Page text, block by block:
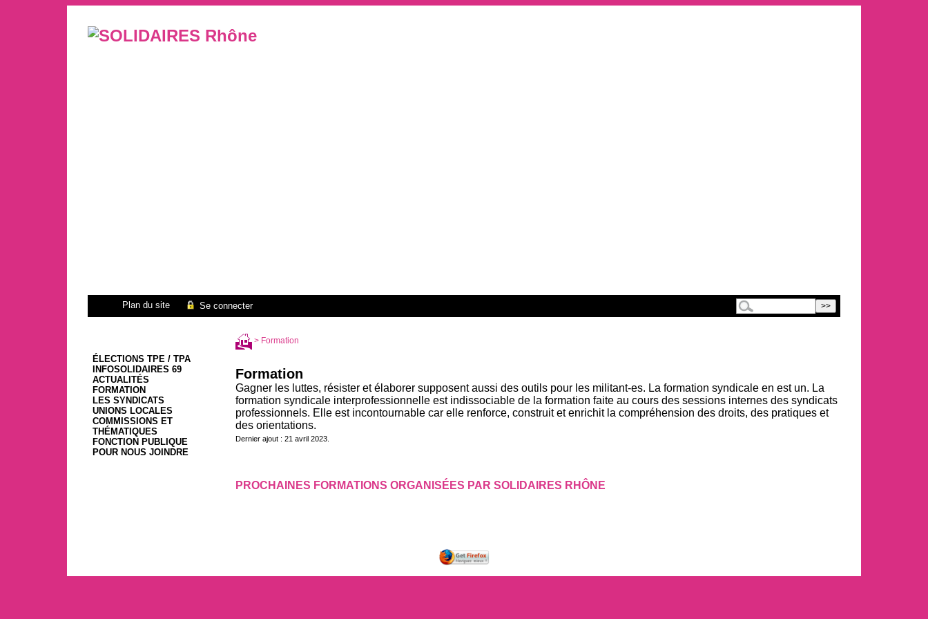
Plan du site Se connecter
ÉLECTIONS TPE / TPA
INFOSOLIDAIRES 69
ACTUALITÉS
FORMATION
LES SYNDICATS
UNIONS LOCALES
COMMISSIONS ET
THÉMATIQUES
FONCTION PUBLIQUE
POUR NOUS JOINDRE
> Formation
Formation
Gagner les luttes, résister et élaborer supposent aussi des outils pour les militant-es. La formation syndicale en est un. La
formation syndicale interprofessionnelle est indissociable de la formation faite au cours des sessions internes des syndicats
professionnels. Elle est incontournable car elle renforce, construit et enrichit la compréhension des droits, des pratiques et
des orientations.
Dernier ajout : 21 avril 2023.
PROCHAINES FORMATIONS ORGANISÉES PAR SOLIDAIRES RHÔNE